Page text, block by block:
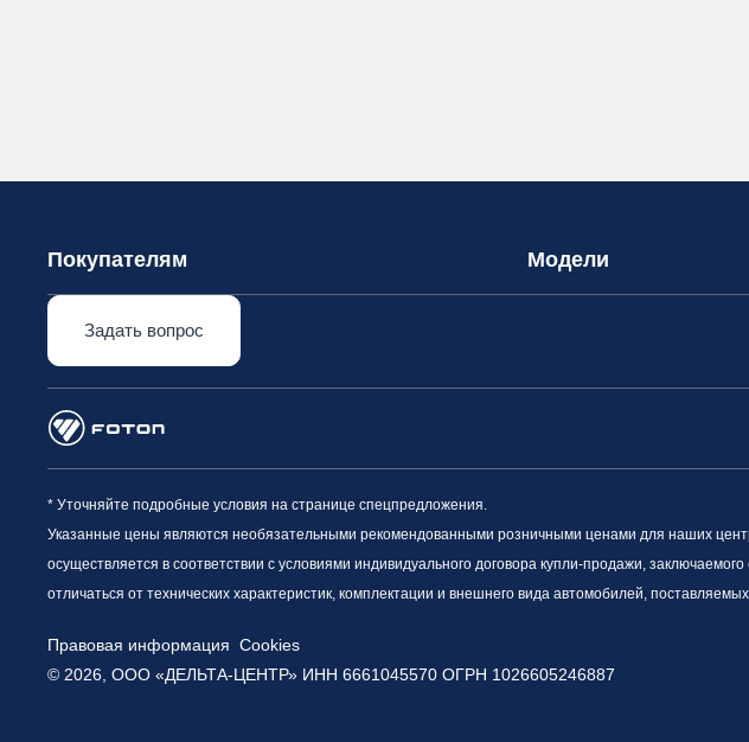
Покупателям Модели
Задать вопрос
* Уточняйте подробные условия на странице спецпредложения.
Указанные цены являются необязательными рекомендованными розничными ценами для наших
осуществляется в соответствии с условиями индивидуального договора купли-продажи,
отличаться от технических характеристик, комплектации и внешнего вида автомобилей,
© 2026, ООО «ДЕЛЬТА-ЦЕНТР» ИНН 6661045570 ОГРН 1026605246887
Правовая информация Cookies